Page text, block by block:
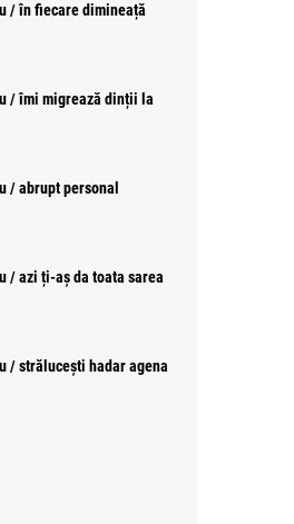
/ în fiecare dimineață
/ îmi migrează dinții la
/ abrupt personal
/ azi ți-aș da toata sarea
/ strălucești hadar agena